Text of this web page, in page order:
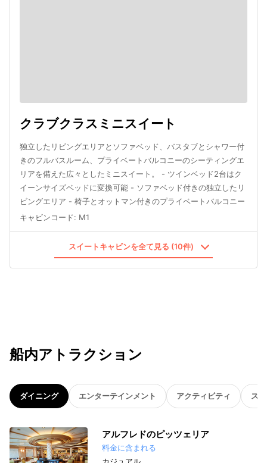
クラブクラスミニスイート
独立したリビングエリアとソファベッド、バスタブとシャワー付
きのフルバスルーム、プライベートバルコニーのシーティングエ
リアを備えた広々としたミニスイート。 - ツインベッド2台はク
イーンサイズベッドに変換可能 - ソファベッド付きの独立したリ
ビングエリア - 椅子とオットマン付きのプライベートバルコニー
キャビンコード: M1
スイートキャビンを全て見る (10件)
船内アトラクション
ダイニング エンターテインメント アクティビティ ス
アルフレドのピッツェリア
料金に含まれる